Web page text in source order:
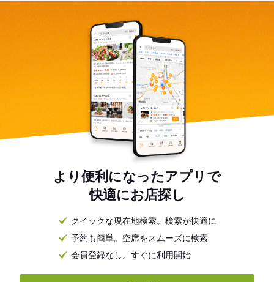
より便利になったアプリで
快適にお店探し
クイックな現在地検索。検索が快適に
予約も簡単。空席をスムーズに検索
会員登録なし。すぐに利用開始